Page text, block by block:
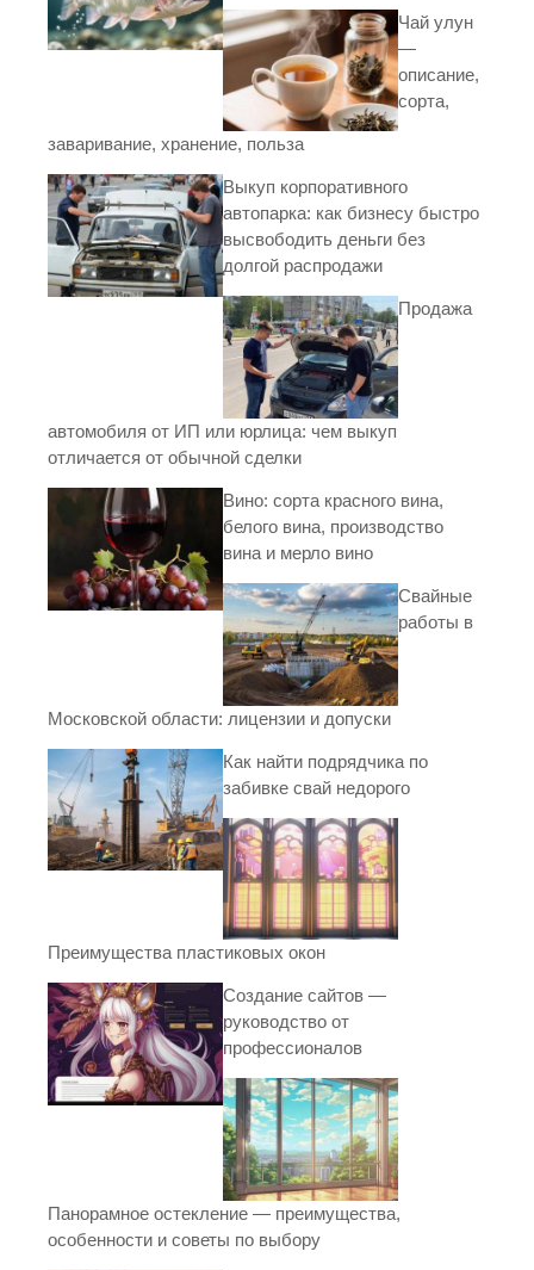
Чай улун
—
описание,
сорта,
заваривание, хранение, польза
Выкуп корпоративного
автопарка: как бизнесу быстро
высвободить деньги без
долгой распродажи
Продажа
автомобиля от ИП или юрлица: чем выкуп
отличается от обычной сделки
Вино: сорта красного вина,
белого вина, производство
вина и мерло вино
Свайные
работы в
Московской области: лицензии и допуски
Как найти подрядчика по
забивке свай недорого
Преимущества пластиковых окон
Создание сайтов —
руководство от
профессионалов
Панорамное остекление — преимущества,
особенности и советы по выбору